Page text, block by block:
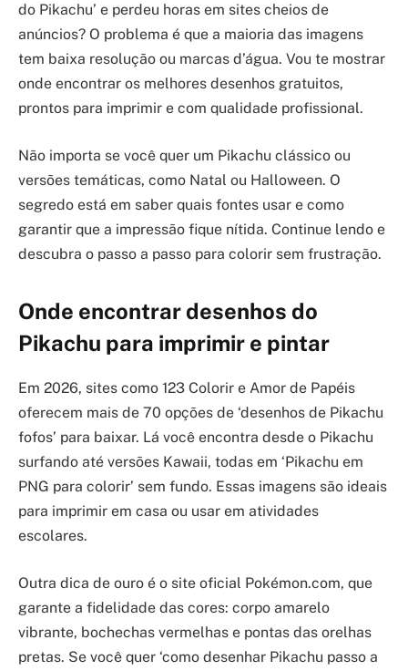
do Pikachu’ e perdeu horas em sites cheios de
anúncios? O problema é que a maioria das imagens
tem baixa resolução ou marcas d’água. Vou te mostrar
onde encontrar os melhores desenhos gratuitos,
prontos para imprimir e com qualidade profissional.
Não importa se você quer um Pikachu clássico ou
versões temáticas, como Natal ou Halloween. O
segredo está em saber quais fontes usar e como
garantir que a impressão fique nítida. Continue lendo e
descubra o passo a passo para colorir sem frustração.
Onde encontrar desenhos do
Pikachu para imprimir e pintar
Em 2026, sites como 123 Colorir e Amor de Papéis
oferecem mais de 70 opções de ‘desenhos de Pikachu
fofos’ para baixar. Lá você encontra desde o Pikachu
surfando até versões Kawaii, todas em ‘Pikachu em
PNG para colorir’ sem fundo. Essas imagens são ideais
para imprimir em casa ou usar em atividades
escolares.
Outra dica de ouro é o site oficial Pokémon.com, que
garante a fidelidade das cores: corpo amarelo
vibrante, bochechas vermelhas e pontas das orelhas
pretas. Se você quer ‘como desenhar Pikachu passo a